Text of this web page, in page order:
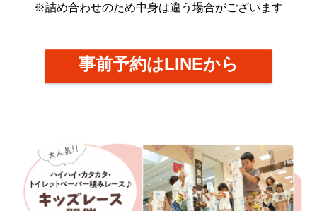
※詰め合わせのため中身は違う場合がございます
事前予約はLINEから